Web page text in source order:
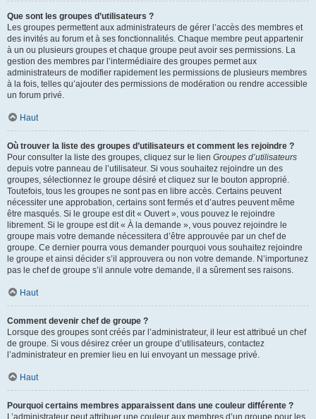
Que sont les groupes d’utilisateurs ?
Les groupes permettent aux administrateurs de gérer l’accès des membres et
des invités au forum et à ses fonctionnalités. Chaque membre peut appartenir
à un ou plusieurs groupes et chaque groupe peut avoir ses permissions. La
gestion des membres par l’intermédiaire des groupes permet aux
administrateurs de modifier rapidement les permissions de plusieurs membres
à la fois, telles qu’ajouter des permissions de modération ou rendre accessible
un forum privé.
Haut
Où trouver la liste des groupes d’utilisateurs et comment les rejoindre ?
Pour consulter la liste des groupes, cliquez sur le lien Groupes d’utilisateurs
depuis votre panneau de l’utilisateur. Si vous souhaitez rejoindre un des
groupes, sélectionnez le groupe désiré et cliquez sur le bouton approprié.
Toutefois, tous les groupes ne sont pas en libre accès. Certains peuvent
nécessiter une approbation, certains sont fermés et d’autres peuvent même
être masqués. Si le groupe est dit « Ouvert », vous pouvez le rejoindre
librement. Si le groupe est dit « À la demande », vous pouvez rejoindre le
groupe mais votre demande nécessitera d’être approuvée par un chef de
groupe. Ce dernier pourra vous demander pourquoi vous souhaitez rejoindre
le groupe et ainsi décider s’il approuvera ou non votre demande. N’importunez
pas le chef de groupe s’il annule votre demande, il a sûrement ses raisons.
Haut
Comment devenir chef de groupe ?
Lorsque des groupes sont créés par l’administrateur, il leur est attribué un chef
de groupe. Si vous désirez créer un groupe d’utilisateurs, contactez
l’administrateur en premier lieu en lui envoyant un message privé.
Haut
Pourquoi certains membres apparaissent dans une couleur différente ?
L’administrateur peut attribuer une couleur aux membres d’un groupe pour les